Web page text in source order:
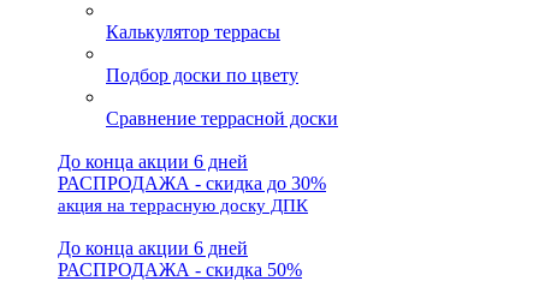
Калькулятор террасы
Подбор доски по цвету
Сравнение террасной доски
До конца акции 6 дней
РАСПРОДАЖА - скидка до 30%
акция на террасную доску ДПК
До конца акции 6 дней
РАСПРОДАЖА - скидка 50%